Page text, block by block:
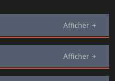
Afficher +
Afficher +